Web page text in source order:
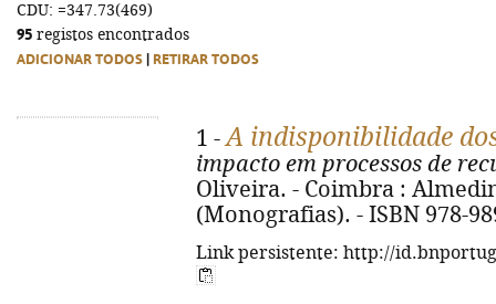
CDU: =347.73(469)
95 registos encontrados
ADICIONAR TODOS RETIRAR TODOS
1 -A indisponibilidade
impacto em processos de
Oliveira. - Coimbra :
(Monografias). - ISBN 978-
Link persistente: http://